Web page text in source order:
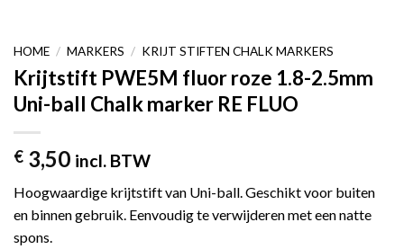
HOME / MARKERS / KRIJT STIFTEN CHALK MARKERS
Krijtstift PWE5M fluor roze 1.8-2.5mm
Uni-ball Chalk marker RE FLUO
€ 3,50 incl. BTW
Hoogwaardige krijtstift van Uni-ball. Geschikt voor buiten
en binnen gebruik. Eenvoudig te verwijderen met een natte
spons.